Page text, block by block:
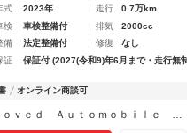
式 2023年 走行
0.7万km
検
車検整備付 排気
2000cc
備
法定整備付 修復
なし
証
保証付 (2027(令和9)年6月まで・走行無制
オンライン商談可